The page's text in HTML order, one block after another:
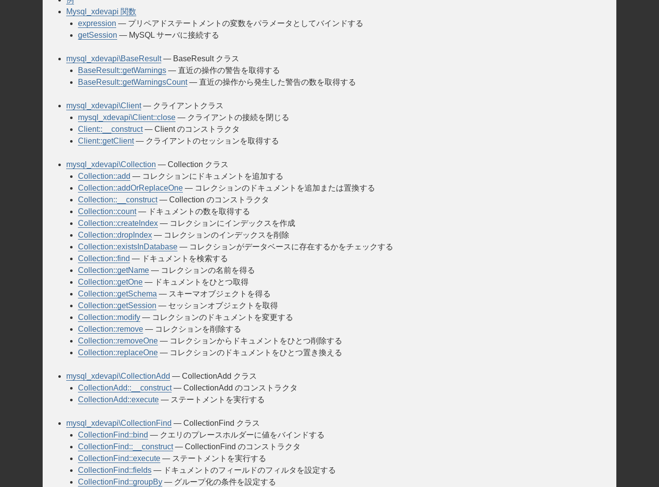
Mysql_xdevapi 関数
expression — プリペアドステートメントの変数をパラメータとしてバインドする
getSession — MySQL サーバに接続する
mysql_xdevapi\BaseResult— BaseResult クラス
BaseResult::getWarnings — 直近の操作の警告を取得する
BaseResult::getWarningsCount— 直近の操作から発生した警告の数を取得する
mysql_xdevapi\Client— クライアントクラス
mysql_xdevapi\Client::close — クライアントの接続を閉じる
Client::__construct— Client のコンストラクタ
Client::getClient— クライアントのセッションを取得する
mysql_xdevapi\Collection — Collection クラス
Collection::add — コレクションにドキュメントを追加する
Collection::addOrReplaceOne — コレクションのドキュメントを追加または置換する
Collection::__construct— Collection のコンストラクタ
Collection::count— ドキュメントの数を取得する
Collection::createIndex — コレクションにインデックスを作成
Collection::dropIndex — コレクションのインデックスを削除
Collection::existsInDatabase — コレクションがデータベースに存在するかをチェックする
Collection::find — ドキュメントを検索する
Collection::getName — コレクションの名前を得る
Collection::getOne — ドキュメントをひとつ取得
Collection::getSchema — スキーマオブジェクトを得る
Collection::getSession — セッションオブジェクトを取得
Collection::modify — コレクションのドキュメントを変更する
Collection::remove — コレクションを削除する
Collection::removeOne — コレクションからドキュメントをひとつ削除する
Collection::replaceOne — コレクションのドキュメントをひとつ置き換える
mysql_xdevapi\CollectionAdd — CollectionAdd クラス
CollectionAdd::__construct— CollectionAdd のコンストラクタ
CollectionAdd::execute — ステートメントを実行する
mysql_xdevapi\CollectionFind — CollectionFind クラス
CollectionFind::bind — クエリのプレースホルダーに値をバインドする
CollectionFind::__construct— CollectionFind のコンストラクタ
CollectionFind::execute — ステートメントを実行する
CollectionFind::fields — ドキュメントのフィールドのフィルタを設定する
CollectionFind::groupBy — グループ化の条件を設定する